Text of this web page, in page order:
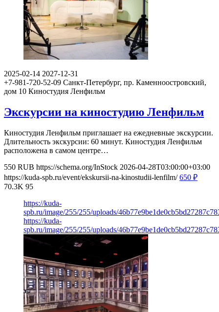
2025-02-14 2027-12-31
+7-981-720-52-09 Санкт-Петербург, пр. Каменноостровский,
дом 10 Киностудия Ленфильм
Экскурсии на киностудию Ленфильм
Киностудия Ленфильм приглашает на ежедневные экскурсии.
Длительность экскурсии: 60 минут. Киностудия Ленфильм
расположена в самом центре…
550 RUB https://schema.org/InStock 2026-04-28T03:00:00+03:00
https://kuda-spb.ru/event/ekskursii-na-kinostudii-lenfilm/ 650 ₽
70.3K 95
https://kuda-
spb.ru/image/255/255/uploads/
https://kuda-
spb.ru/image/255/255/uploads/